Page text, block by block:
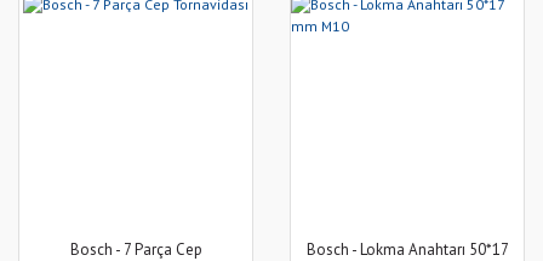
Bosch - 7 Parça Cep
Bosch - Lokma Anahtarı 50*17